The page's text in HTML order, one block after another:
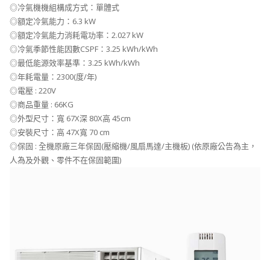
◎冷氣機機組構成方式：單體式
◎額定冷氣能力：6.3 kW
◎額定冷氣能力消耗電功率：2.027 kW
◎冷氣季節性能因數CSPF：3.25 kWh/kWh
◎最低能源效率基準：3.25 kWh/kWh
◎年耗電量：2300(度/年)
◎電壓 : 220V
◎商品重量 : 66KG
◎外型尺寸：寬 67X深 80X高 45cm
◎安裝尺寸：高 47X寬 70 cm
◎保固 : 全機原廠三年保固(壓縮機/風扇馬達/主機板) (依原廠公告為主，
人為及外觀、零件不在保固範圍)